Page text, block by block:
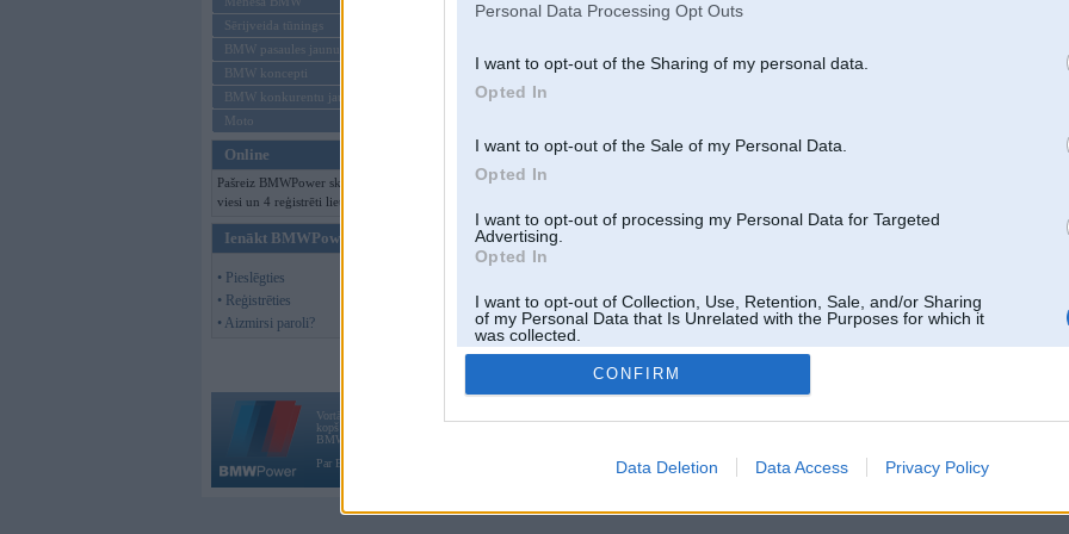
Personal Data Processing Opt Outs
I want to opt-out of the Sharing of my personal data.
Opted In
I want to opt-out of the Sale of my Personal Data.
Opted In
I want to opt-out of processing my Personal Data for Targeted
Advertising.
Opted In
I want to opt-out of Collection, Use, Retention, Sale, and/or Sharing
of my Personal Data that Is Unrelated with the Purposes for which it
was collected.
Opted Out
CONFIRM
Data Deletion Data Access Privacy Policy
Sērijveida tūnings
BMW pasaules jaunumi
BMW koncepti
BMW konkurentu jaunumi
Moto
Online
Pašreiz BMWPower skatās 103
viesi un 4 reģistrēti lietotāji.
Ienākt BMWPower
• Pieslēgties
• Reģistrēties
• Aizmirsi paroli?
Vortāls BMWPower.lv darbojas
kopš 2002. gada 14. maija. Tas nav auto klubs un nav saistīts ar
BMW AG.
Par BMWPower